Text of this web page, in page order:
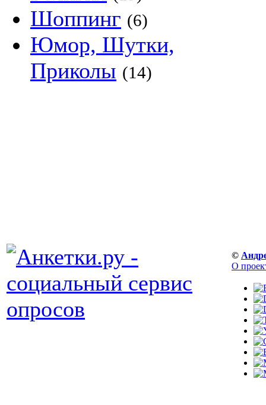
Шоппинг (6)
Юмор, Шутки,
Приколы (14)
©
О